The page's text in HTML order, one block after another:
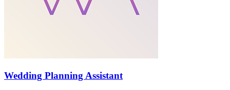
Wedding Planning Assistant